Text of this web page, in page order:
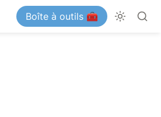
Boîte à outils 🧰